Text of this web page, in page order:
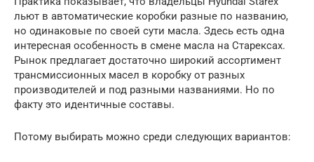
льют в автоматические коробки разные по названию,
но одинаковые по своей сути масла. Здесь есть одна
интересная особенность в смене масла на Старексах.
Рынок предлагает достаточно широкий ассортимент
трансмиссионных масел в коробку от разных
производителей и под разными названиями. Но по
факту это идентичные составы.
Потому выбирать можно среди следующих вариантов: